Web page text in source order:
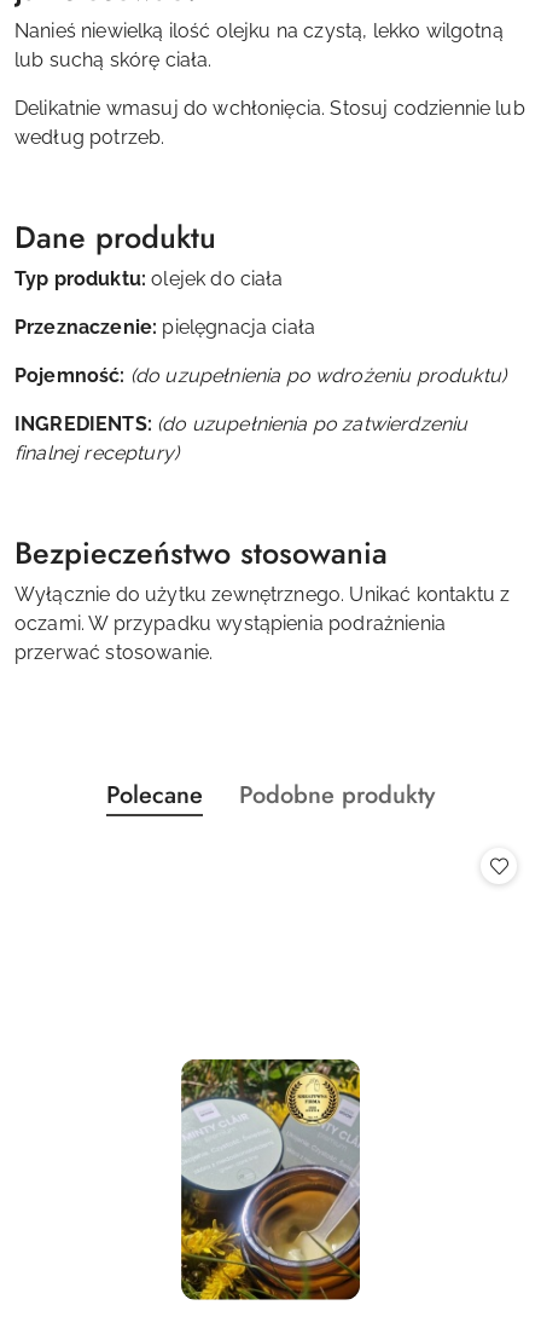
Nanieś niewielką ilość olejku na czystą, lekko wilgotną
lub suchą skórę ciała.
Delikatnie wmasuj do wchłonięcia. Stosuj codziennie lub
według potrzeb.
Dane produktu
Typ produktu: olejek do ciała
Przeznaczenie: pielęgnacja ciała
Pojemność: (do uzupełnienia po wdrożeniu produktu)
INGREDIENTS: (do uzupełnienia po zatwierdzeniu
finalnej receptury)
Bezpieczeństwo stosowania
Wyłącznie do użytku zewnętrznego. Unikać kontaktu z
oczami. W przypadku wystąpienia podrażnienia
przerwać stosowanie.
Pomiń karuzelę produktów
Produkty
o
Polecane
Produkty
Podobne produkty